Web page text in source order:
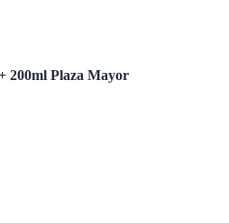
200ml Plaza Mayor